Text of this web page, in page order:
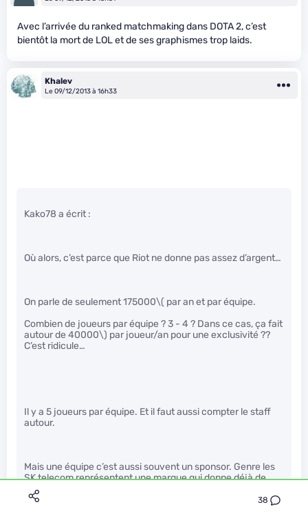
38
Avec l’arrivée du ranked matchmaking dans DOTA 2, c’est
bientôt la mort de LOL et de ses graphismes trop laids.
Khalev
Le 09/12/2013 à 16h33
Kako78 a écrit :
Où alors, c’est parce que Riot ne donne pas assez d’argent…
On parle de seulement 175000\( par an et par équipe.
Combien de joueurs par équipe ? 3 - 4 ? Dans ce cas, ça fait
autour de 40000\) par joueur/an pour une exclusivité ??
C’est ridicule…
Il y a 5 joueurs par équipe. Et il faut aussi compter le staff
autour.
Mais une équipe c’est aussi souvent un sponsor. Genre les
SK telecom représentent une marque qui donne déjà de
l’argent. Faut donc voir ce que donne Riot comme un bonus.
Du coup s’ils sont 10 autour de l’équipe ça fait un petit